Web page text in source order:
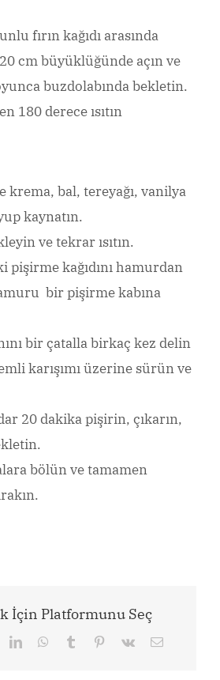
fırın kağıdı arasında
cm büyüklüğünde açın ve
buzdolabında bekletin.
180 derece ısıtın
krema, bal, tereyağı, vanilya
kaynatın.
ve tekrar ısıtın.
pişirme kağıdını hamurdan
bir pişirme kabına
bir çatalla birkaç kez delin
karışımı üzerine sürün ve
20 dakika pişirin, çıkarın,
bölün ve tamamen
İçin Platformunu Seç
LinkedInWhatsApp
Tumblr Pinterest
Vk Email